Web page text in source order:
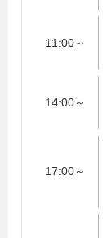
11:00～
14:00～
17:00～